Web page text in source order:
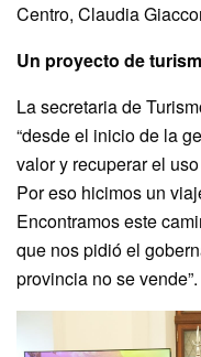
Centro, Claudia
Un proyecto de
La secretaria de
“desde el inicio de la
valor y recuperar el
Por eso hicimos un
Encontramos este
que nos pidió el
provincia no se vende”.